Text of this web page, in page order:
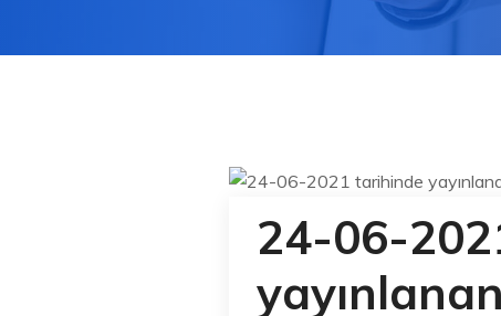
24-06-